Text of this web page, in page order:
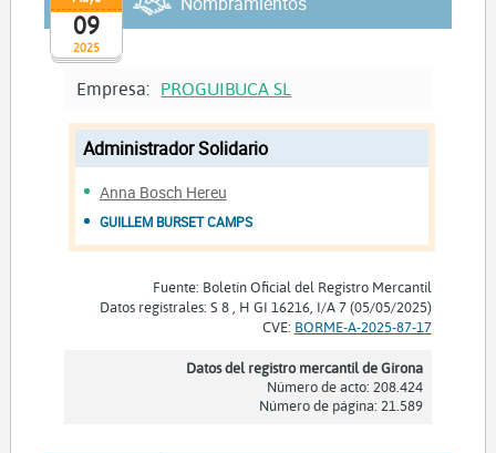
2025
09
Empresa: PROGUIBUCA SL
Administrador Solidario
Anna Bosch Hereu
GUILLEM BURSET CAMPS
Fuente: Boletín Oficial del Registro Mercantil
Datos registrales: S 8 , H GI 16216, I/A 7 (05/05/2025)
CVE: BORME-A-2025-87-17
Datos del registro mercantil de Girona
Número de acto: 208.424
Número de página: 21.589